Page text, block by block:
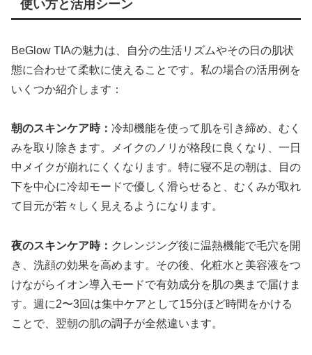
使い方と活用シーン
BeGlow TIAの魅力は、自分の生活リズムやその日の肌状
態に合わせて柔軟に使えることです。私の場合の活用例を
いくつか紹介します：
朝のスキンケア時： 冷却機能を使って肌を引き締め、むく
みを取り除きます。メイクのノリが格段に良くなり、一日
中メイクが崩れにくくなります。特に寝不足の朝は、目の
下を中心に冷却モードで優しく滑らせると、むくみが取れ
て目元が若々しく見えるようになります。
夜のスキンケア時： クレンジング後に温熱機能で毛穴を開
き、洗顔の効果を高めます。その後、化粧水と美容液をつ
けながらイオン導入モードで有効成分を肌の奥まで届けま
す。週に2〜3回は集中ケアとして15分ほど時間をかける
ことで、翌朝の肌の調子が全然違います。